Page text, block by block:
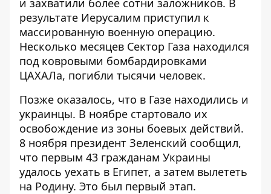
и захватили более сотни заложников. В
результате Иерусалим приступил к
массированную военную операцию.
Несколько месяцев Сектор Газа находился
под ковровыми бомбардировками
ЦАХАЛа, погибли тысячи человек.
Позже оказалось, что в Газе находились и
украинцы. В ноябре стартовало их
освобождение из зоны боевых действий.
8 ноября президент Зеленский сообщил,
что первым 43 гражданам Украины
удалось уехать в Египет, а затем вылететь
на Родину. Это был первый этап.